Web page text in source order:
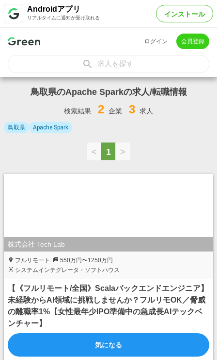
Androidアプリ
リアルタイムに通知が受け取れる インストール
ログイン 会員登録
求人を探す
鳥取県のApache Sparkの求人/転職情報
検索結果 2 企業 3 求人
鳥取県 Apache Spark
< 1 >
株式会社 Tech Lab
フルリモート
550万円〜1250万円
システムインテグレータ・ソフトハウス
【《フルリモート/全国》Scalaバックエンドエンジニア】
未経験からAI領域に挑戦しませんか？フルリモOK／脅威
の離職率1%【女性最年少IPO準備中の急成長AIテックベ
ンチャー】
気になる